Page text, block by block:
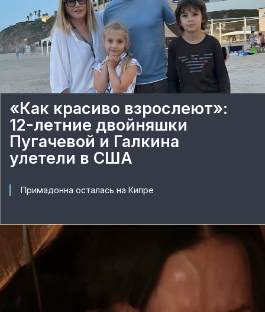
«Как красиво взрослеют»:
12-летние двойняшки
Пугачевой и Галкина
улетели в США
Примадонна осталась на Кипре